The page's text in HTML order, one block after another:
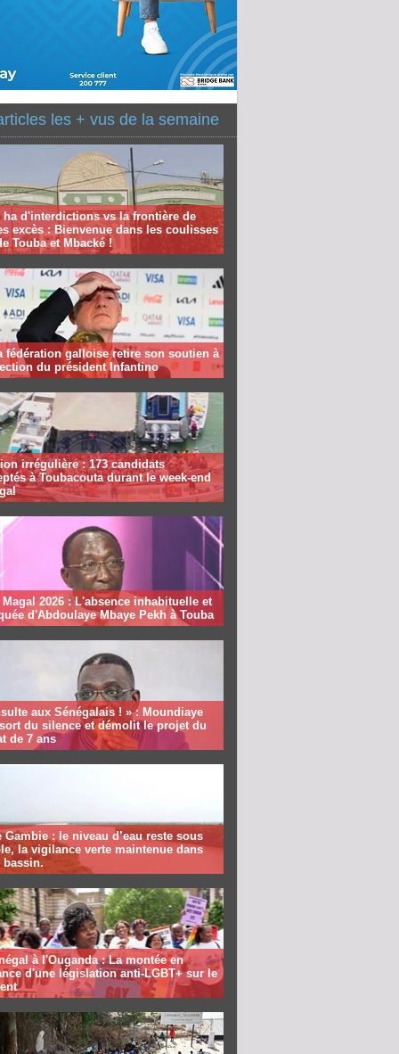
les + vus de la semaine
ha d'interdictions vs la frontière de
excès : Bienvenue dans les coulisses
Touba et Mbacké !
fédération galloise retire son soutien à
du président Infantino
irrégulière : 173 candidats
à Toubacouta durant le week-end
Magal 2026 : L'absence inhabituelle et
d'Abdoulaye Mbaye Pekh à Touba
aux Sénégalais ! » : Moundiaye
du silence et démolit le projet du
de 7 ans
Gambie : le niveau d’eau reste sous
la vigilance verte maintenue dans
bassin.
à l'Ouganda : La montée en
d'une législation anti-LGBT+ sur le